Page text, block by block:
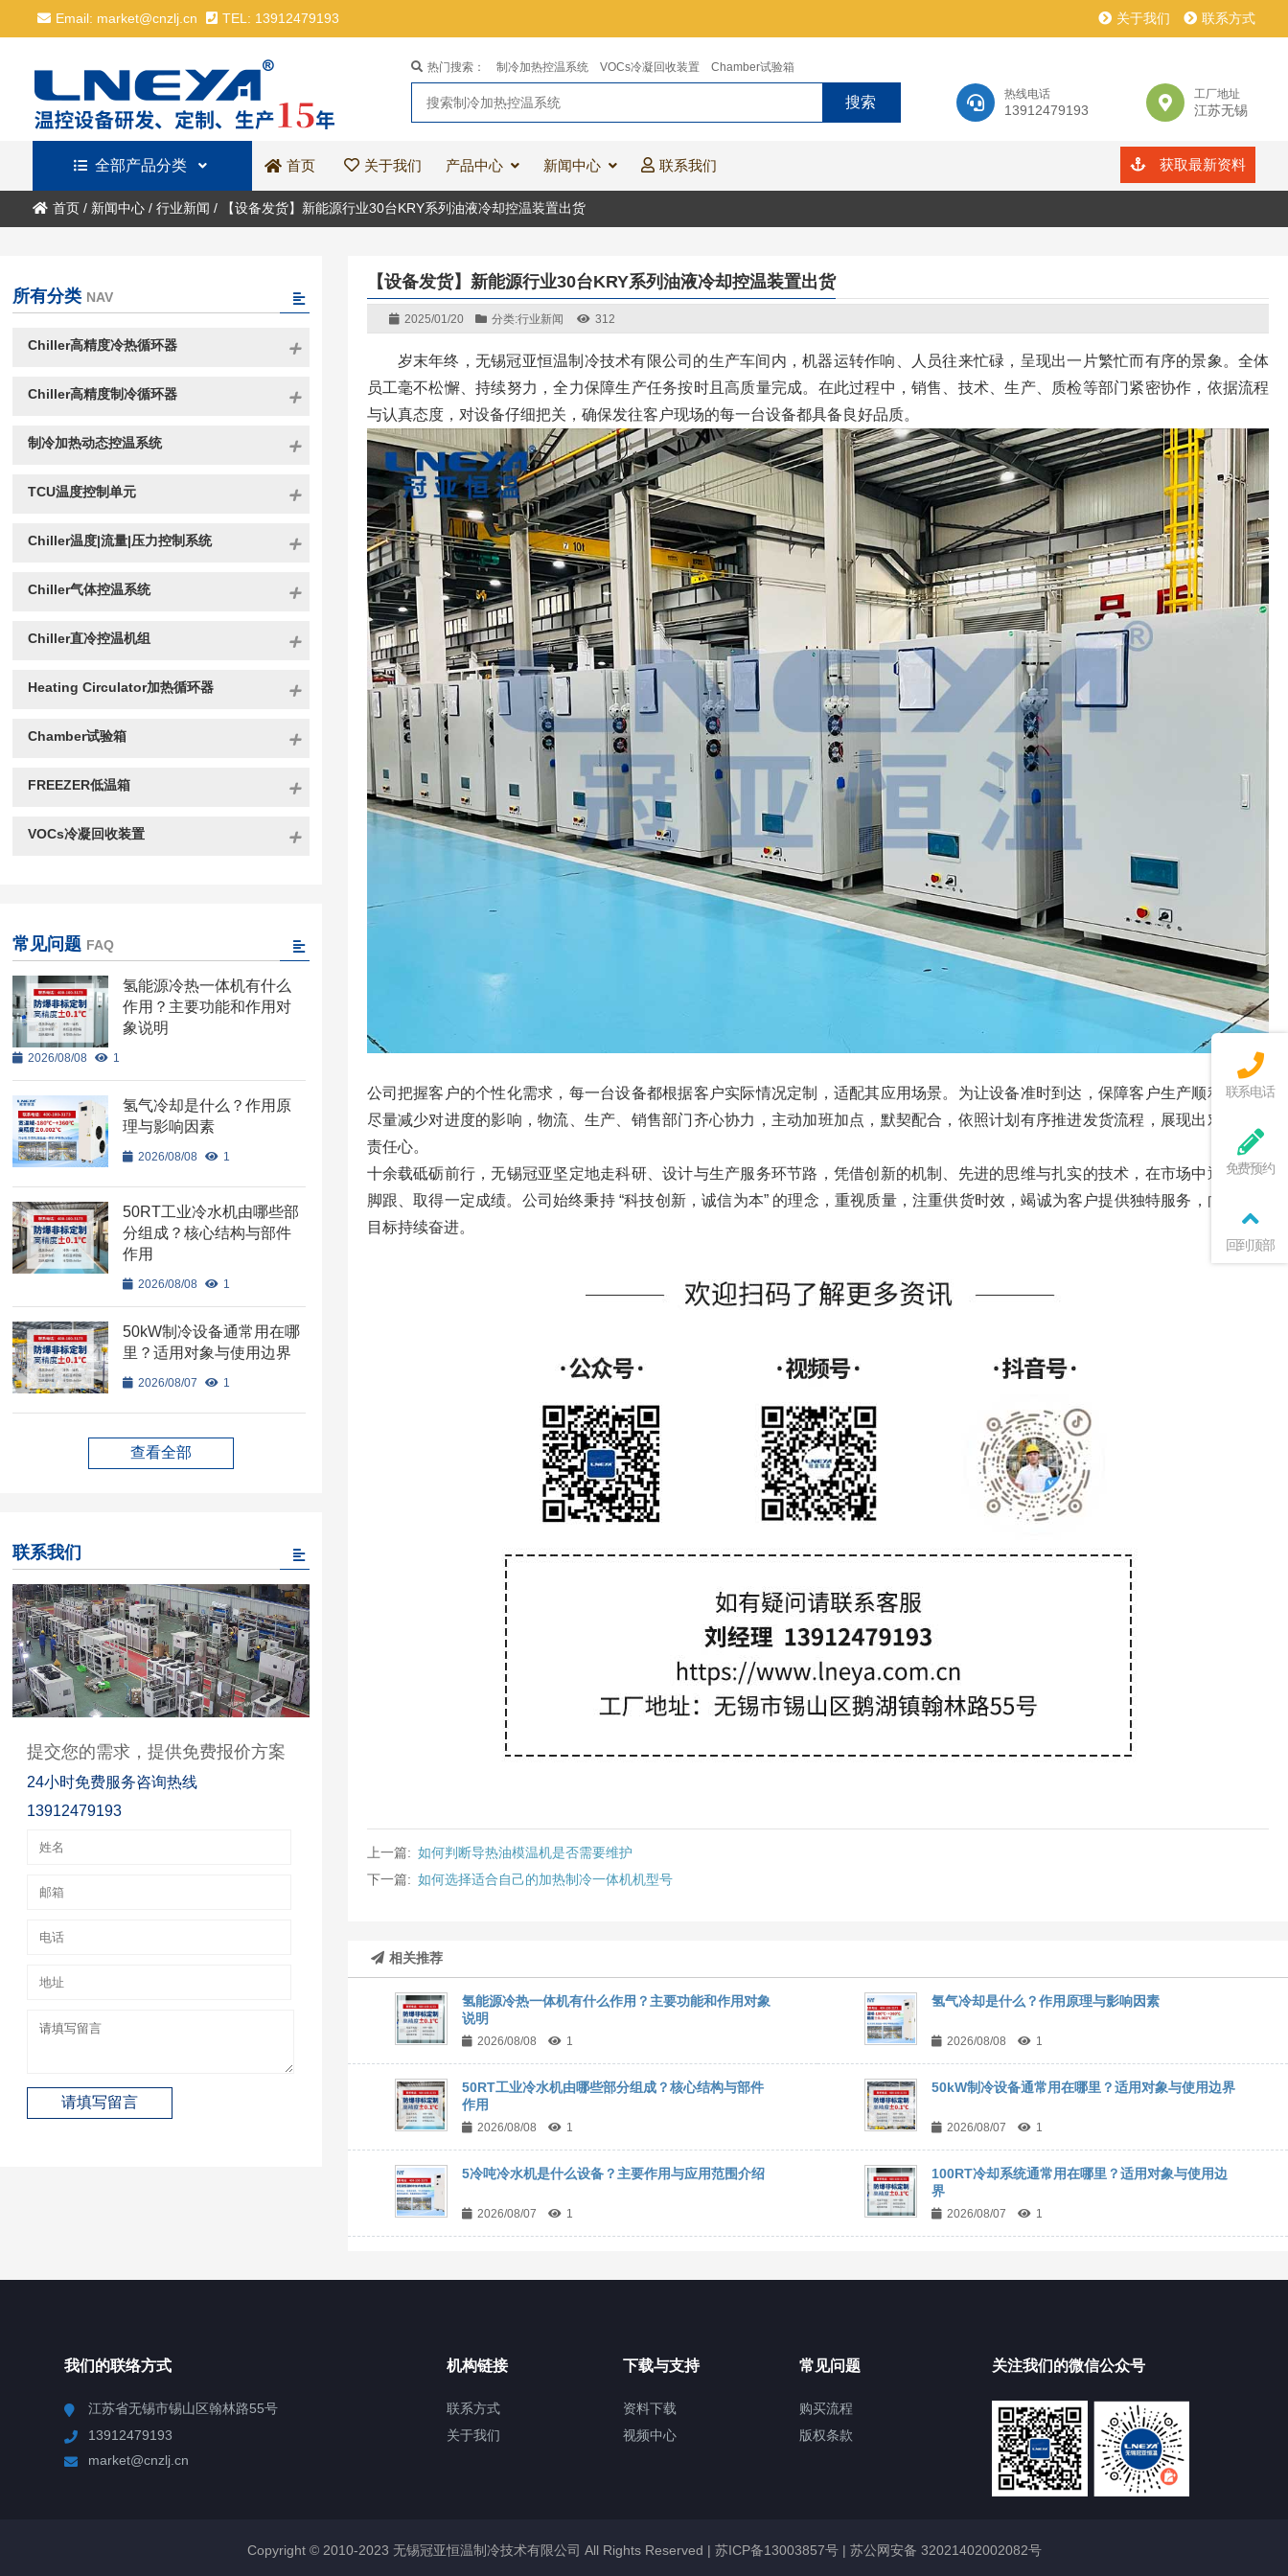
Email: market@cnzlj.cn TEL: 13912479193 关于我们 联系方式
热线电话
13912479193
工厂地址
江苏无锡
热门搜索： 制冷加热控温系统 VOCs冷凝回收装置 Chamber试验箱
全部产品分类 首页 关于我们 产品中心 新闻中心 联系我们 获取最新资料
首页/ 新闻中心/ 行业新闻 / 【设备发货】新能源行业30台KRY系列油液冷却控温装置出货
【设备发货】新能源行业30台KRY系列油液冷却控温装置出货
2025/01/20 分类:行业新闻 312
岁末年终，无锡冠亚恒温制冷技术有限公司的生产车间内，机器运转作响、人员往来忙碌，呈现出一片繁忙而有序的景象。全体
员工毫不松懈、持续努力，全力保障生产任务按时且高质量完成。在此过程中，销售、技术、生产、质检等部门紧密协作，依据流程
与认真态度，对设备仔细把关，确保发往客户现场的每一台设备都具备良好品质。
公司把握客户的个性化需求，每一台设备都根据客户实际情况定制，适配其应用场景。为让设备准时到达，保障客户生产顺利进行、
尽量减少对进度的影响，物流、生产、销售部门齐心协力，主动加班加点，默契配合，依照计划有序推进发货流程，展现出对客户的
责任心。
十余载砥砺前行，无锡冠亚坚定地走科研、设计与生产服务环节路，凭借创新的机制、先进的思维与扎实的技术，在市场中逐渐站稳
脚跟、取得一定成绩。公司始终秉持 “科技创新，诚信为本” 的理念，重视质量，注重供货时效，竭诚为客户提供独特服务，向着更高
目标持续奋进。
上一篇: 如何判断导热油模温机是否需要维护
下一篇: 如何选择适合自己的加热制冷一体机机型号
相关推荐
氢能源冷热一体机有什么作用？主要功能和作用对象
说明
2026/08/08 1
氢气冷却是什么？作用原理与影响因素
2026/08/08 1
50RT工业冷水机由哪些部分组成？核心结构与部件
作用
2026/08/08 1
50kW制冷设备通常用在哪里？适用对象与使用边界
2026/08/07 1
5冷吨冷水机是什么设备？主要作用与应用范围介绍
2026/08/07 1
100RT冷却系统通常用在哪里？适用对象与使用边
界
2026/08/07 1
所有分类 NAV
Chiller高精度冷热循环器
Chiller高精度制冷循环器
制冷加热动态控温系统
TCU温度控制单元
Chiller温度|流量|压力控制系统
Chiller气体控温系统
Chiller直冷控温机组
Heating Circulator加热循环器
Chamber试验箱
FREEZER低温箱
VOCs冷凝回收装置
常见问题 FAQ
氢能源冷热一体机有什么
作用？主要功能和作用对
象说明
2026/08/08 1
氢气冷却是什么？作用原
理与影响因素
2026/08/08 1
50RT工业冷水机由哪些部
分组成？核心结构与部件
作用
2026/08/08 1
50kW制冷设备通常用在哪
里？适用对象与使用边界
2026/08/07 1
查看全部
联系我们
提交您的需求，提供免费报价方案
24小时免费服务咨询热线
13912479193
我们的联络方式
江苏省无锡市锡山区翰林路55号
13912479193
market@cnzlj.cn
机构链接
联系方式
关于我们
下载与支持
资料下载
视频中心
常见问题
购买流程
版权条款
关注我们的微信公众号
Copyright © 2010-2023 无锡冠亚恒温制冷技术有限公司 All Rights Reserved | 苏ICP备13003857号| 苏公网安备 32021402002082号
联系电话
免费预约
回到顶部